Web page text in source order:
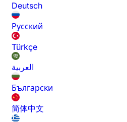
Deutsch
Русский
Türkçe
العربية
Български
简体中文